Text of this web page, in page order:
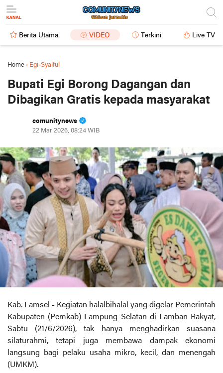
Berita Utama VIDEO Terkini Live TV
Home › Egi-Syaiful
Bupati Egi Borong Dagangan dan
Dibagikan Gratis kepada masyarakat
comunitynews
22 Mar 2026, 08:24 WIB
Kab. Lamsel - Kegiatan halalbihalal yang digelar Pemerintah
Kabupaten (Pemkab) Lampung Selatan di Lamban Rakyat,
Sabtu (21/6/2026), tak hanya menghadirkan suasana
silaturahmi, tetapi juga membawa dampak ekonomi
langsung bagi pelaku usaha mikro, kecil, dan menengah
(UMKM).